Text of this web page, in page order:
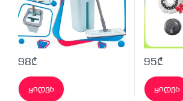
98₾
ყიდვა
95₾
ყიდვა